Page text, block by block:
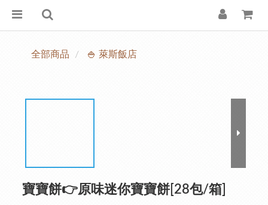
全部商品 🍚 萊斯飯店
寶寶餅👉原味迷你寶寶餅[28包/箱]